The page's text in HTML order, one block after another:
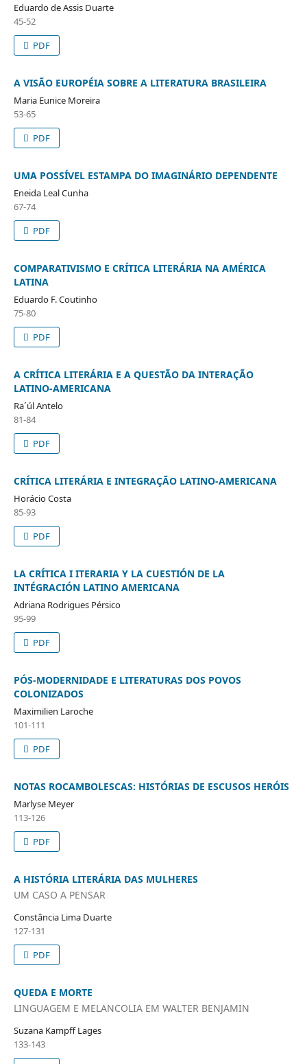
Eduardo de Assis Duarte
45-52
PDF
A VISÃO EUROPÉIA SOBRE A LITERATURA BRASILEIRA
Maria Eunice Moreira
53-65
PDF
UMA POSSÍVEL ESTAMPA DO IMAGINÁRIO DEPENDENTE
Eneida Leal Cunha
67-74
PDF
COMPARATIVISMO E CRÍTICA LITERÁRIA NA AMÉRICA
LATINA
Eduardo F. Coutinho
75-80
PDF
A CRÍTICA LITERÁRIA E A QUESTÃO DA INTERAÇÃO
LATINO-AMERICANA
Ra´úl Antelo
81-84
PDF
CRÍTICA LITERÁRIA E INTEGRAÇÃO LATINO-AMERICANA
Horácio Costa
85-93
PDF
LA CRÍTICA I ITERARIA Y LA CUESTIÓN DE LA
INTÉGRACIÓN LATINO AMERICANA
Adriana Rodrigues Pérsico
95-99
PDF
PÓS-MODERNIDADE E LITERATURAS DOS POVOS
COLONIZADOS
Maximilien Laroche
101-111
PDF
NOTAS ROCAMBOLESCAS: HISTÓRIAS DE ESCUSOS HERÓIS
Marlyse Meyer
113-126
PDF
A HISTÓRIA LITERÁRIA DAS MULHERES
UM CASO A PENSAR
Constância Lima Duarte
127-131
PDF
QUEDA E MORTE
LINGUAGEM E MELANCOLIA EM WALTER BENJAMIN
Suzana Kampff Lages
133-143